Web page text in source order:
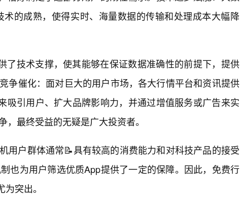
的成熟，使得实时、海量数据的传输和处理成本大幅降
了技术支撑，使其能够在保证数据准确性的前提下，提供
争催化：面对巨大的用户市场，各大行情平台和资讯提供
吸引用户、扩大品牌影响力，并通过增值服务或广告来实
最终受益的无疑是广大投资者。
用户群体通常📝具有较高的消费能力和对科技产品的接受
也为用户筛选优质App提供了一定的保障。因此，免费行
突出。